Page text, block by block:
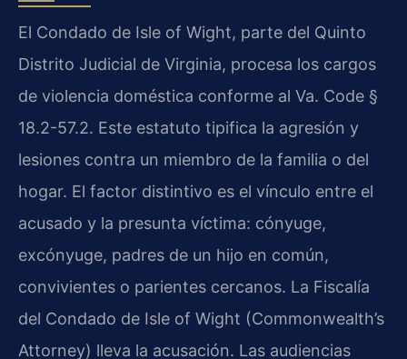
El Condado de Isle of Wight, parte del Quinto
Distrito Judicial de Virginia, procesa los cargos
de violencia doméstica conforme al Va. Code §
18.2-57.2. Este estatuto tipifica la agresión y
lesiones contra un miembro de la familia o del
hogar. El factor distintivo es el vínculo entre el
acusado y la presunta víctima: cónyuge,
excónyuge, padres de un hijo en común,
convivientes o parientes cercanos. La Fiscalía
del Condado de Isle of Wight (Commonwealth’s
Attorney) lleva la acusación. Las audiencias